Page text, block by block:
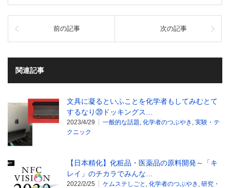
前の記事 次の記事
関連記事
文具に凝るといふことを化学者もしてみむとて
するなり⑳ドッキングス…
2023/4/29 一般的な話題 化学者のつぶやき 実験・テ
クニック
【日本精化】化粧品・医薬品の原料開発～「キ
レイ」のチカラでみんな…
2022/2/25 ケムステしごと 化学者のつぶやき 研究・